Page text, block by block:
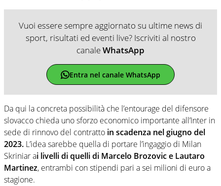
Vuoi essere sempre aggiornato su ultime news di
sport, risultati ed eventi live? Iscriviti al nostro
canaleWhatsApp
Entra nel canale WhatsApp
Da qui la concreta possibilità che l’entourage del difensore
slovacco chieda uno sforzo economico importante all’Inter in
sede di rinnovo del contratto in scadenza nel giugno del
2023. L’idea sarebbe quella di portare l’ingaggio di Milan
Skriniar ai livelli di quelli di Marcelo Brozovic e Lautaro
Martinez, entrambi con stipendi pari a sei milioni di euro a
stagione.